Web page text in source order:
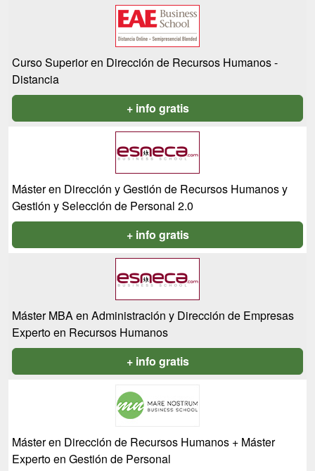
Curso Superior en Dirección de Recursos Humanos -
Distancia
+ info gratis
Máster en Dirección y Gestión de Recursos Humanos y
Gestión y Selección de Personal 2.0
+ info gratis
Máster MBA en Administración y Dirección de Empresas
Experto en Recursos Humanos
+ info gratis
Máster en Dirección de Recursos Humanos + Máster
Experto en Gestión de Personal